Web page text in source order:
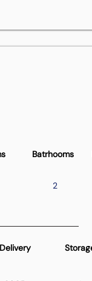
Batrhooms
2
Delivery